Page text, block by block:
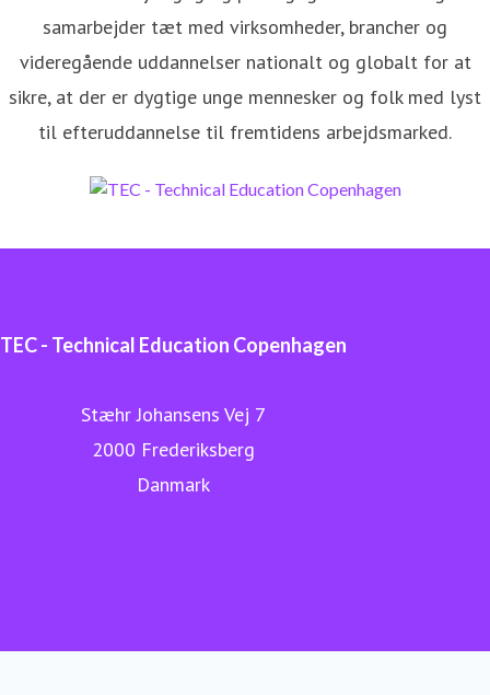
samarbejder tæt med virksomheder, brancher og
videregående uddannelser nationalt og globalt for at
sikre, at der er dygtige unge mennesker og folk med lyst
til efteruddannelse til fremtidens arbejdsmarked.
TEC - Technical Education Copenhagen
Stæhr Johansens Vej 7
2000 Frederiksberg
Danmark